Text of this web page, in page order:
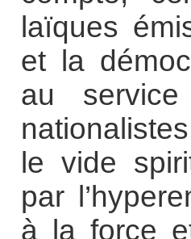
laïques
et la
au service
le vide
par
à la force